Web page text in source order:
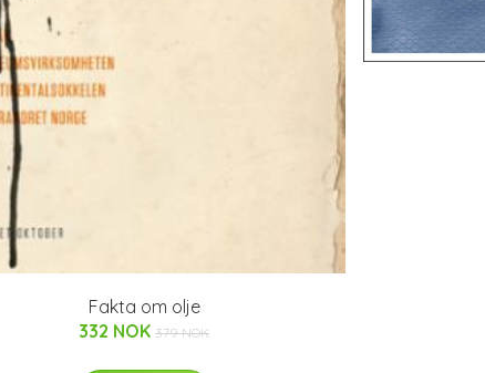
Fakta om olje
332 NOK 379 NOK